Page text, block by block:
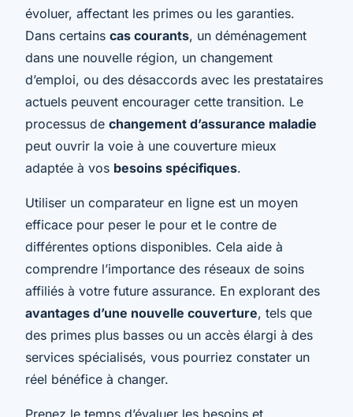
évoluer, affectant les primes ou les garanties.
Dans certains cas courants, un déménagement
dans une nouvelle région, un changement
d’emploi, ou des désaccords avec les prestataires
actuels peuvent encourager cette transition. Le
processus de changement d’assurance maladie
peut ouvrir la voie à une couverture mieux
adaptée à vos besoins spécifiques.
Utiliser un comparateur en ligne est un moyen
efficace pour peser le pour et le contre de
différentes options disponibles. Cela aide à
comprendre l’importance des réseaux de soins
affiliés à votre future assurance. En explorant des
avantages d’une nouvelle couverture, tels que
des primes plus basses ou un accès élargi à des
services spécialisés, vous pourriez constater un
réel bénéfice à changer.
Prenez le temps d’évaluer les besoins et